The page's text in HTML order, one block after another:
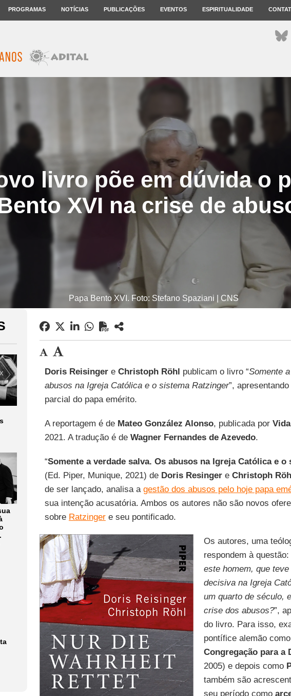
PROGRAMAS NOTÍCIAS PUBLICAÇÕES EVENTOS ESPIRITUALIDADE
livro põe em dúvida o
XVI na crise de
Papa Bento XVI. Foto: Stefano Spaziani | CNS
Doris Reisingere Christoph Röhl publicam o livro “Somente
abusos na Igreja Católica e o sistema Ratzinger”,
parcial do papa emérito.
A reportagem é de Mateo González Alonso, publicada por
2021. A tradução é de Wagner Fernandes de Azevedo.
“Somente a verdade salva. Os abusos na Igreja Católica e o
(Ed. Piper, Munique, 2021) de Doris Resingere Christoph
de ser lançado, analisa a gestão dos abusos pelo hoje papa
sua intenção acusatória. Ambos os autores não são novos
sobre Ratzingere seu pontificado.
Os autores, uma
respondem à questão:
este homem, que
decisiva na Igreja
um quarto de século,
crise dos abusos?”,
do livro. Para isso,
pontífice alemão
Congregação para a
2005) e depois como
também são
seu período como